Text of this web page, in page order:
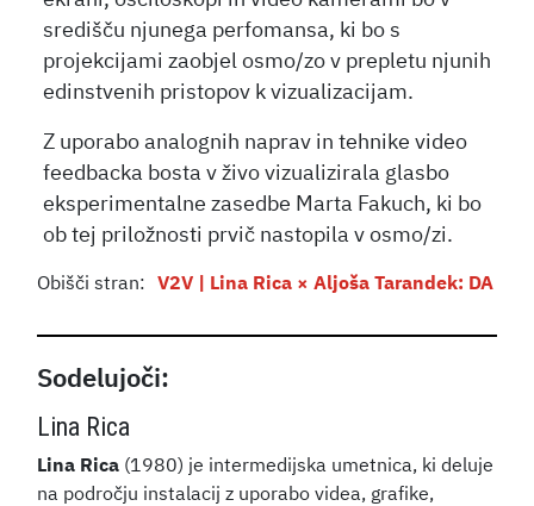
središču njunega perfomansa, ki bo s
projekcijami zaobjel osmo/zo v prepletu njunih
edinstvenih pristopov k vizualizacijam.
Z uporabo analognih naprav in tehnike video
feedbacka bosta v živo vizualizirala glasbo
eksperimentalne zasedbe Marta Fakuch, ki bo
ob tej priložnosti prvič nastopila v osmo/zi.
Obišči stran: V2V | Lina Rica × Aljoša Tarandek: DA
Sodelujoči:
Lina Rica
Lina Rica (1980) je intermedijska umetnica, ki deluje
na področju instalacij z uporabo videa, grafike,